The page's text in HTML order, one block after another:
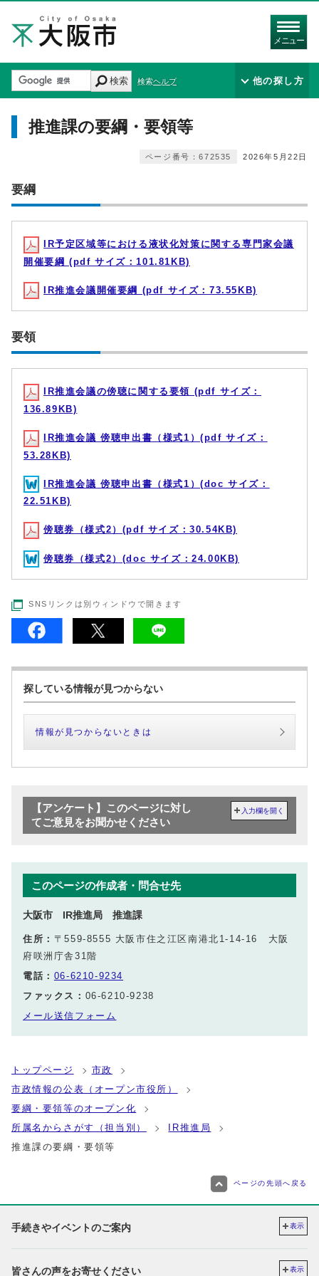
メニュー
検索 検索ヘルプ 他の探し方
推進課の要綱・要領等
2026年5月22日
ページ番号：672535
要綱
IR予定区域等における液状化対策に関する専門家会議
開催要綱 (pdf サイズ：101.81KB)
IR推進会議開催要綱 (pdf サイズ：73.55KB)
要領
IR推進会議の傍聴に関する要領 (pdf サイズ：
136.89KB)
IR推進会議 傍聴申出書（様式1）(pdf サイズ：
53.28KB)
IR推進会議 傍聴申出書（様式1）(doc サイズ：
22.51KB)
傍聴券（様式2）(pdf サイズ：30.54KB)
傍聴券（様式2）(doc サイズ：24.00KB)
SNSリンクは別ウィンドウで開きます
探している情報が見つからない
情報が見つからないときは
【アンケート】このページに対し
てご意見をお聞かせください
入力欄を開く
このページの作成者・問合せ先
大阪市 IR推進局 推進課
住所： 〒559-8555 大阪市住之江区南港北1-14-16 大阪
府咲洲庁舎31階
電話： 06-6210-9234
ファックス： 06-6210-9238
メール送信フォーム
トップページ
市政
市政情報の公表（オープン市役所）
要綱・要領等のオープン化
所属名からさがす（担当別）
IR推進局
推進課の要綱・要領等
ページの先頭へ戻る
手続きやイベントのご案内 表示
皆さんの声をお寄せください 表示